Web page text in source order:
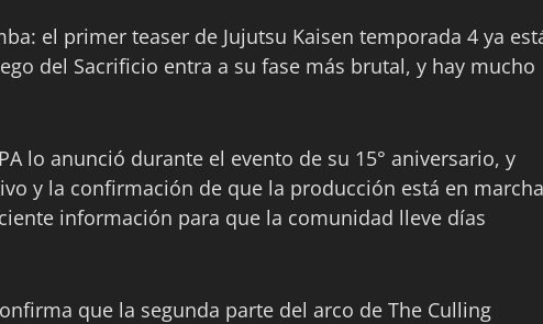
el primer teaser de Jujutsu Kaisen temporada 4 ya
del Sacrificio entra a su fase más brutal, y hay mucho
lo anunció durante el evento de su 15° aniversario, y
y la confirmación de que la producción está en
información para que la comunidad lleve días
que la segunda parte del arco de The Culling